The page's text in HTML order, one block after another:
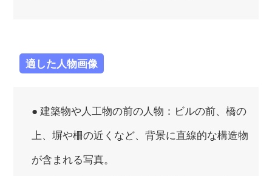
適した人物画像
● 建築物や人工物の前の人物：ビルの前、橋の
上、塀や柵の近くなど、背景に直線的な構造物
が含まれる写真。